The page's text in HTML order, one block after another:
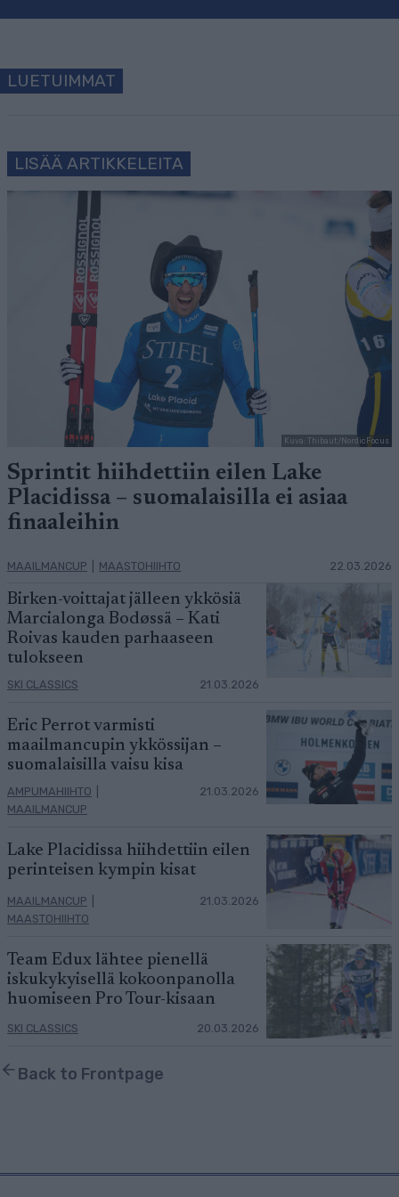
LUETUIMMAT
LISÄÄ ARTIKKELEITA
Kuva: Thibaut/NordicFocus
Sprintit hiihdettiin eilen Lake
Placidissa – suomalaisilla ei asiaa
finaaleihin
MAAILMANCUP MAASTOHIIHTO 22.03.2026
Birken-voittajat jälleen ykkösiä
Marcialonga Bodøssä – Kati
Roivas kauden parhaaseen
tulokseen
SKI CLASSICS 21.03.2026
Eric Perrot varmisti
maailmancupin ykkössijan –
suomalaisilla vaisu kisa
AMPUMAHIIHTO
MAAILMANCUP
21.03.2026
Lake Placidissa hiihdettiin eilen
perinteisen kympin kisat
MAAILMANCUP
MAASTOHIIHTO
21.03.2026
Team Edux lähtee pienellä
iskukykyisellä kokoonpanolla
huomiseen Pro Tour-kisaan
SKI CLASSICS 20.03.2026
Back to Frontpage